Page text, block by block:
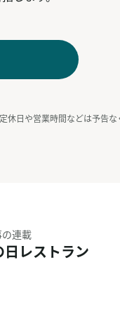
休日や営業時間などは予告
の連載
日レストラン